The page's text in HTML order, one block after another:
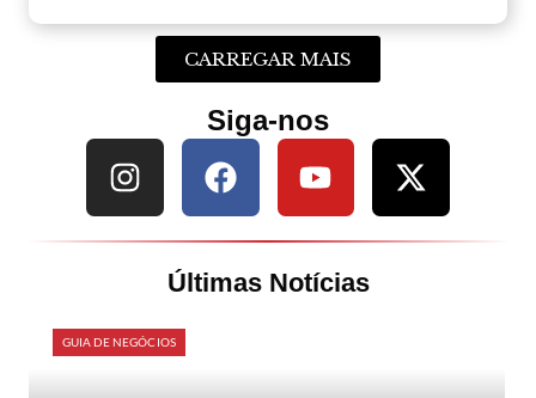
CARREGAR MAIS
Siga-nos
Últimas Notícias
GUIA DE NEGÓCIOS